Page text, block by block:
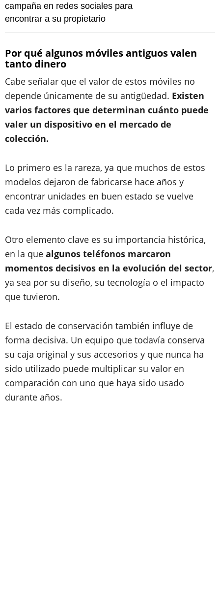
campaña en redes sociales para
encontrar a su propietario
Por qué algunos móviles antiguos valen
tanto dinero
Cabe señalar que el valor de estos móviles no
depende únicamente de su antigüedad. Existen
varios factores que determinan cuánto puede
valer un dispositivo en el mercado de
colección.
Lo primero es la rareza, ya que muchos de estos
modelos dejaron de fabricarse hace años y
encontrar unidades en buen estado se vuelve
cada vez más complicado.
Otro elemento clave es su importancia histórica,
en la que algunos teléfonos marcaron
momentos decisivos en la evolución del sector,
ya sea por su diseño, su tecnología o el impacto
que tuvieron.
El estado de conservación también influye de
forma decisiva. Un equipo que todavía conserva
su caja original y sus accesorios y que nunca ha
sido utilizado puede multiplicar su valor en
comparación con uno que haya sido usado
durante años.